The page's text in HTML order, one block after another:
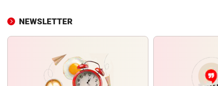
NEWSLETTER